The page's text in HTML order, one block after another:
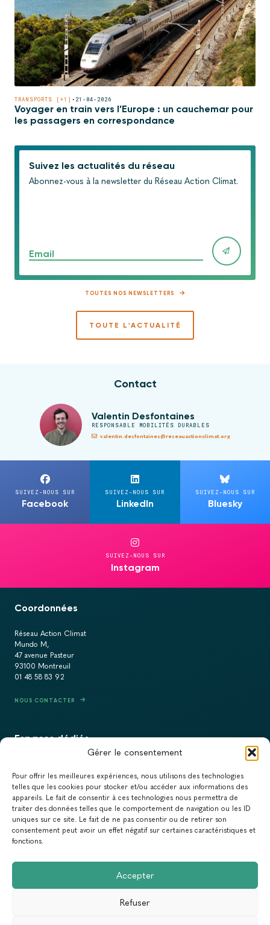
Gérer le consentement
Pour offrir les meilleures expériences, nous utilisons des technologies
telles que les cookies pour stocker et/ou accéder aux informations des
appareils. Le fait de consentir à ces technologies nous permettra de
traiter des données telles que le comportement de navigation ou les ID
uniques sur ce site. Le fait de ne pas consentir ou de retirer son
consentement peut avoir un effet négatif sur certaines caractéristiques et
fonctions.
Accepter
Refuser
TRANSPORTS [+1] • 21-04-2026
Voyager en train vers l’Europe : un cauchemar pour
les passagers en correspondance
Suivez les actualités du réseau
Abonnez-vous à la newsletter du Réseau Action Climat.
Email
TOUTES NOS NEWSLETTERS
TOUTE L'ACTUALITÉ
Contact
Valentin Desfontaines
RESPONSABLE MOBILITÉS DURABLES
valentin.desfontaines@reseauactionclimat.org
SUIVEZ-NOUS SUR
Facebook
SUIVEZ-NOUS SUR
LinkedIn
SUIVEZ-NOUS SUR
Bluesky
SUIVEZ-NOUS SUR
Instagram
Coordonnées
Réseau Action Climat
Mundo M,
47 avenue Pasteur
93100 Montreuil
01 48 58 83 92
NOUS CONTACTER
Espaces dédiés
RECRUTEMENT
ACTUALITÉS
NEWSLETTER
Newsletter
Abonnez-vous à la newsletter du Réseau Action Climat.